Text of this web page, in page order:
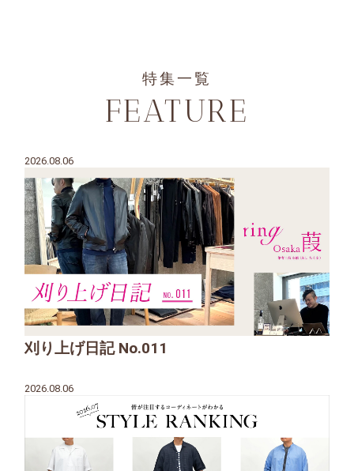
特集一覧
FEATURE
2026.08.06
刈り上げ日記 No.011
2026.08.06